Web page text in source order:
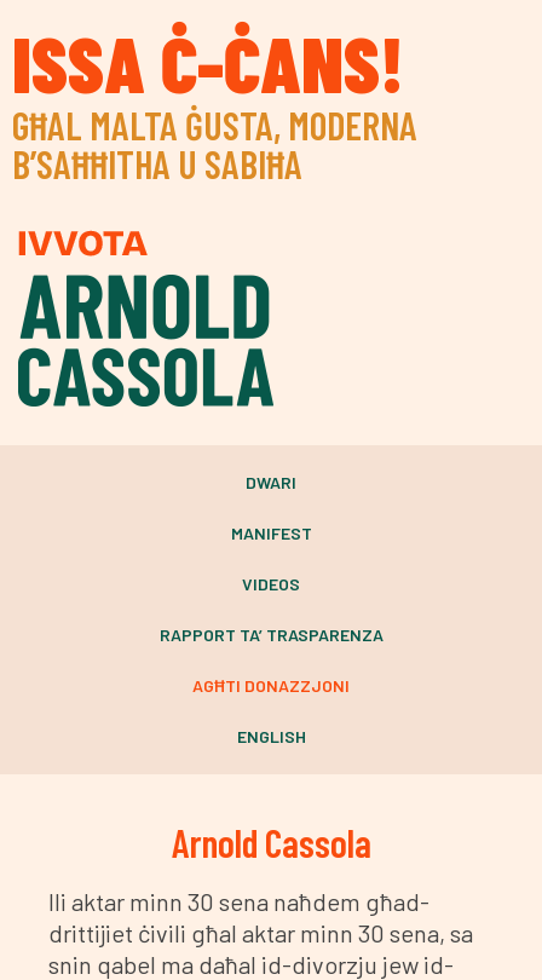
ISSA Ċ-ĊANS!
GĦAL MALTA ĠUSTA, MODERNA
B’SAĦĦITHA U SABIĦA
DWARI
MANIFEST
VIDEOS
RAPPORT TA’ TRASPARENZA
AGĦTI DONAZZJONI
ENGLISH
Arnold Cassola
Ili aktar minn 30 sena naħdem għad-
drittijiet ċivili għal aktar minn 30 sena, sa
snin qabel ma daħal id-divorzju jew id-